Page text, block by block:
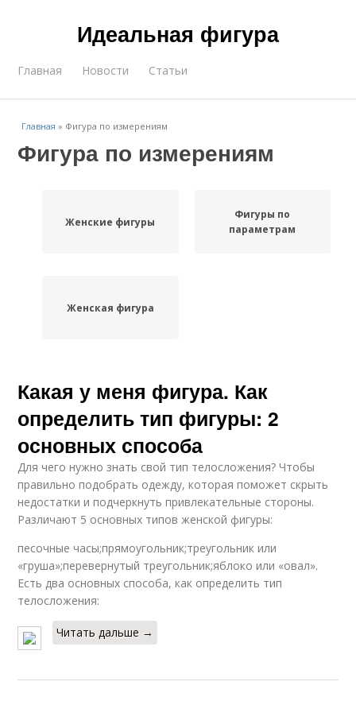
Идеальная фигура
Главная Новости Статьи
Главная » Фигура по измерениям
Фигура по измерениям
Женские фигуры
Фигуры по
параметрам
Женская фигура
Какая у меня фигура. Как
определить тип фигуры: 2
основных способа
Для чего нужно знать свой тип телосложения? Чтобы
правильно подобрать одежду, которая поможет скрыть
недостатки и подчеркнуть привлекательные стороны.
Различают 5 основных типов женской фигуры:
песочные часы;прямоугольник;треугольник или
«груша»;перевернутый треугольник;яблоко или «овал».
Есть два основных способа, как определить тип
телосложения:
Читать дальше →